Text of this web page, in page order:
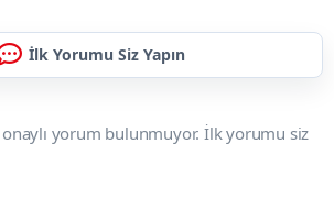
İlk Yorumu Siz Yapın
yorum bulunmuyor. İlk yorumu siz